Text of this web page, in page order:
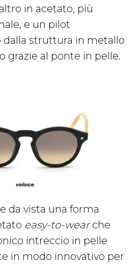
in acetato, più
e un pilot
struttura in metallo
grazie al ponte in pelle.
da vista una forma
easy-to-wearche
intreccio in pelle
in modo innovativo per